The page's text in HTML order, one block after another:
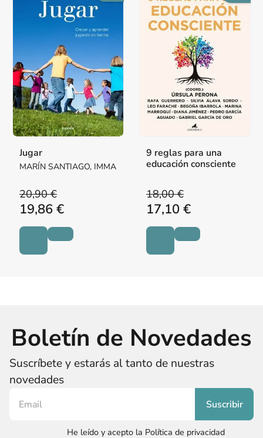
Jugar
MARÍN SANTIAGO, IMMA
20,90 €
19,86 €
9 reglas para una
educación consciente
18,00 €
17,10 €
Boletín de Novedades
Suscríbete y estarás al tanto de nuestras
novedades
He leído y acepto la Política de privacidad